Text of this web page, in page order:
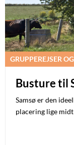
GRUPPEREJSER
Busture til
Samsø er den
placering lige